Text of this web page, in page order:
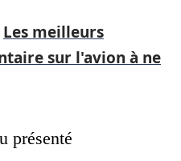
Les meilleurs
sur l'avion à ne
présenté